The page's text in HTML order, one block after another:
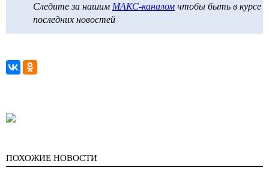
Следите за нашим МАКС-каналом чтобы быть в курсе
последних новостей
ПОХОЖИЕ НОВОСТИ